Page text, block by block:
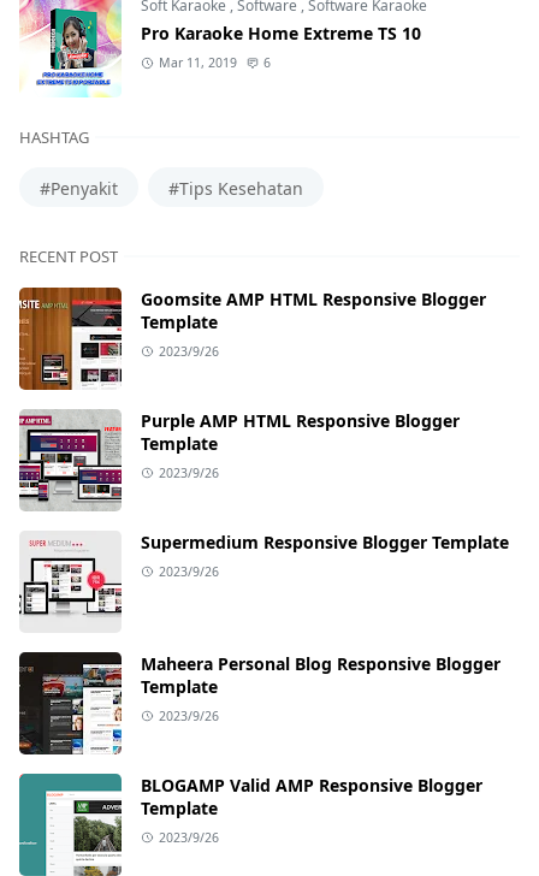
Soft Karaoke ,Software ,Software Karaoke
Pro Karaoke Home Extreme TS 10
Mar 11, 2019 6
HASHTAG
#Penyakit #Tips Kesehatan
RECENT POST
Goomsite AMP HTML Responsive Blogger
Template
2023/9/26
Purple AMP HTML Responsive Blogger
Template
2023/9/26
Supermedium Responsive Blogger Template
2023/9/26
Maheera Personal Blog Responsive Blogger
Template
2023/9/26
BLOGAMP Valid AMP Responsive Blogger
Template
2023/9/26